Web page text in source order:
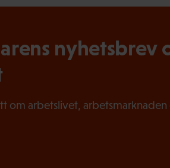
nyhetsbrev
om arbetslivet,